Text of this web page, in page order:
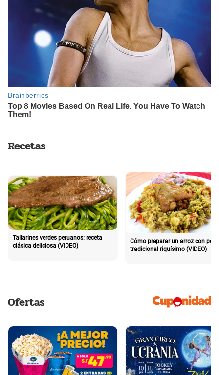
Recetas
Tallarines verdes peruanos: receta
clásica deliciosa (VIDEO)
Cómo preparar un arroz con pollo
tradicional riquísimo (VIDEO)
Ofertas